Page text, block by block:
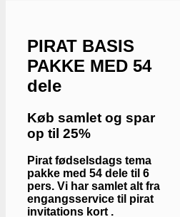
PIRAT BASIS
PAKKE MED 54
dele
Køb samlet og spar
op til 25%
Pirat fødselsdags tema
pakke med 54 dele til 6
pers. Vi har samlet alt fra
engangsservice til pirat
invitations kort .